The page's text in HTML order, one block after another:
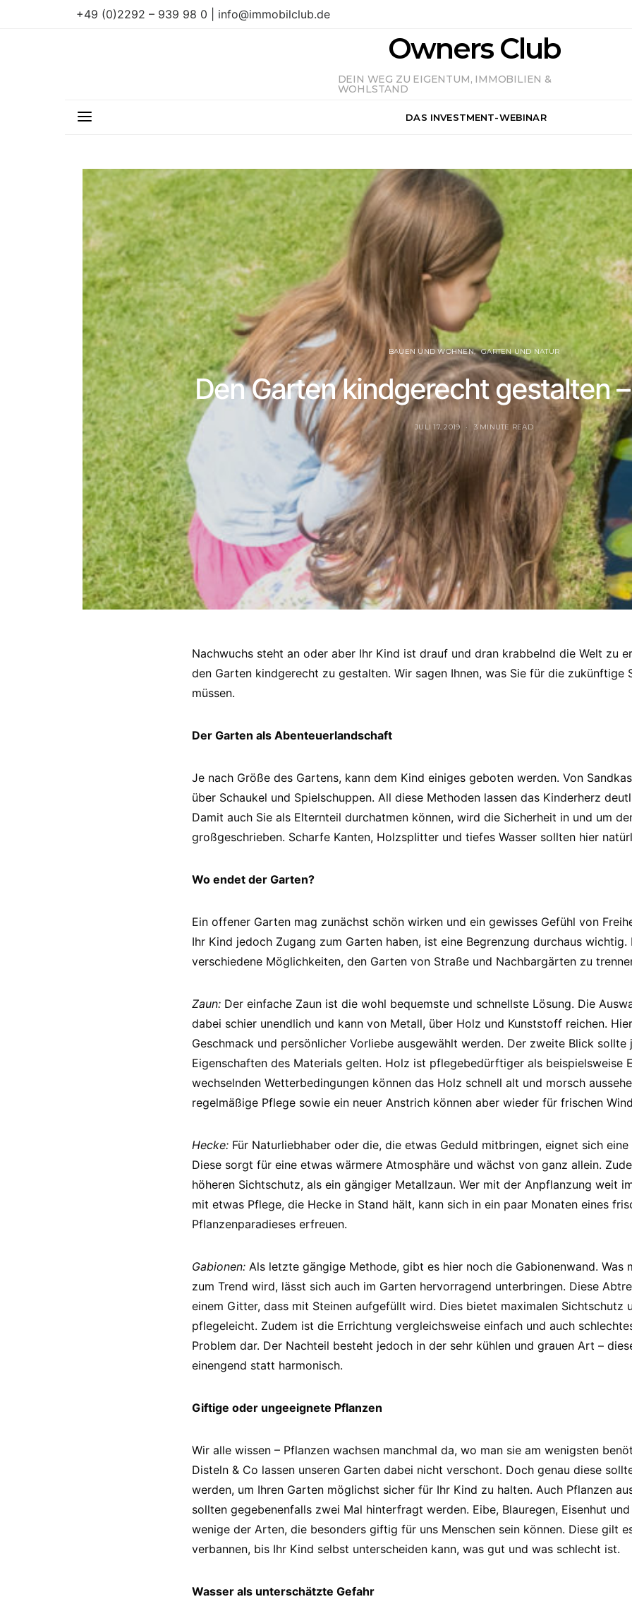
+49 (0)2292 – 939 98 0 | info@immobilclub.de
Owners Club
DEIN WEG ZU EIGENTUM, IMMOBILIEN &
WOHLSTAND
DAS INVESTMENT-WEBINAR
BAUEN UND WOHNEN GARTEN UND NATUR
Den Garten kindgerecht gestalten –
JULI 17, 2019 3 MINUTE READ
Nachwuchs steht an oder aber Ihr Kind ist drauf und dran krabbelnd die Welt zu
den Garten kindgerecht zu gestalten. Wir sagen Ihnen, was Sie für die zukünftige
müssen.
Der Garten als Abenteuerlandschaft
Je nach Größe des Gartens, kann dem Kind einiges geboten werden. Von
über Schaukel und Spielschuppen. All diese Methoden lassen das Kinderherz
Damit auch Sie als Elternteil durchatmen können, wird die Sicherheit in und um
großgeschrieben. Scharfe Kanten, Holzsplitter und tiefes Wasser sollten hier
Wo endet der Garten?
Ein offener Garten mag zunächst schön wirken und ein gewisses Gefühl von
Ihr Kind jedoch Zugang zum Garten haben, ist eine Begrenzung durchaus
verschiedene Möglichkeiten, den Garten von Straße und Nachbargärten zu
Zaun: Der einfache Zaun ist die wohl bequemste und schnellste Lösung. Die
dabei schier unendlich und kann von Metall, über Holz und Kunststoff reichen.
Geschmack und persönlicher Vorliebe ausgewählt werden. Der zweite Blick sollte
Eigenschaften des Materials gelten. Holz ist pflegebedürftiger als beispielsweise
wechselnden Wetterbedingungen können das Holz schnell alt und morsch
regelmäßige Pflege sowie ein neuer Anstrich können aber wieder für frischen
Hecke: Für Naturliebhaber oder die, die etwas Geduld mitbringen, eignet sich
Diese sorgt für eine etwas wärmere Atmosphäre und wächst von ganz allein.
höheren Sichtschutz, als ein gängiger Metallzaun. Wer mit der Anpflanzung weit
mit etwas Pflege, die Hecke in Stand hält, kann sich in ein paar Monaten eines
Pflanzenparadieses erfreuen.
Gabionen: Als letzte gängige Methode, gibt es hier noch die Gabionenwand. Was
zum Trend wird, lässt sich auch im Garten hervorragend unterbringen. Diese
einem Gitter, dass mit Steinen aufgefüllt wird. Dies bietet maximalen Sichtschutz
pflegeleicht. Zudem ist die Errichtung vergleichsweise einfach und auch
Problem dar. Der Nachteil besteht jedoch in der sehr kühlen und grauen Art –
einengend statt harmonisch.
Giftige oder ungeeignete Pflanzen
Wir alle wissen – Pflanzen wachsen manchmal da, wo man sie am wenigsten
Disteln & Co lassen unseren Garten dabei nicht verschont. Doch genau diese
werden, um Ihren Garten möglichst sicher für Ihr Kind zu halten. Auch Pflanzen
sollten gegebenenfalls zwei Mal hinterfragt werden. Eibe, Blauregen, Eisenhut
wenige der Arten, die besonders giftig für uns Menschen sein können. Diese gilt
verbannen, bis Ihr Kind selbst unterscheiden kann, was gut und was schlecht ist.
Wasser als unterschätzte Gefahr